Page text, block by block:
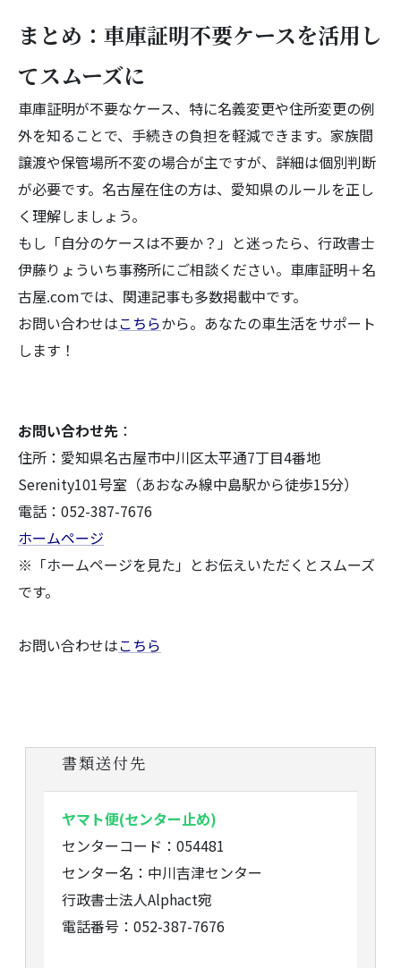
まとめ：車庫証明不要ケースを活用し
てスムーズに
車庫証明が不要なケース、特に名義変更や住所変更の例
外を知ることで、手続きの負担を軽減できます。家族間
譲渡や保管場所不変の場合が主ですが、詳細は個別判断
が必要です。名古屋在住の方は、愛知県のルールを正し
く理解しましょう。
もし「自分のケースは不要か？」と迷ったら、行政書士
伊藤りょういち事務所にご相談ください。車庫証明＋名
古屋.comでは、関連記事も多数掲載中です。
お問い合わせはこちらから。あなたの車生活をサポート
します！
お問い合わせ先 ：
住所：愛知県名古屋市中川区太平通7丁目4番地
Serenity101号室（あおなみ線中島駅から徒歩15分）
電話：052-387-7676
ホームページ
※「ホームページを見た」とお伝えいただくとスムーズ
です。
お問い合わせはこちら
書類送付先
ヤマト便(センター止め)
センターコード：054481
センター名：中川吉津センター
行政書士法人Alphact宛
電話番号：052-387-7676